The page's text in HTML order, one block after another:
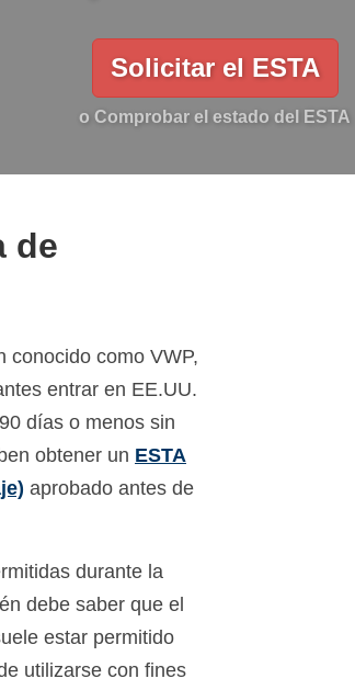
Solicitar el ESTA
o Comprobar el estado del ESTA
de
conocido como VWP,
entrar en EE.UU.
días o menos sin
obtener un ESTA
aprobado antes de
durante la
debe saber que el
estar permitido
utilizarse con fines